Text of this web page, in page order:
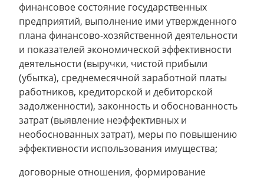
финансовое состояние государственных
предприятий, выполнение ими утвержденного
плана финансово-хозяйственной деятельности
и показателей экономической эффективности
деятельности (выручки, чистой прибыли
(убытка), среднемесячной заработной платы
работников, кредиторской и дебиторской
задолженности), законность и обоснованность
затрат (выявление неэффективных и
необоснованных затрат), меры по повышению
эффективности использования имущества;
договорные отношения, формирование